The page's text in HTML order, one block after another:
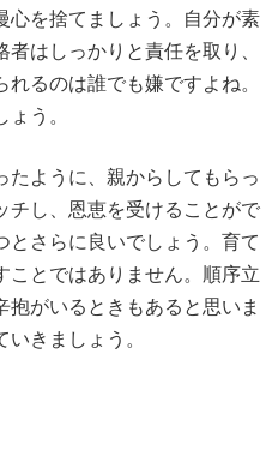
心を捨てましょう。自分が素
はしっかりと責任を取り、
るのは誰でも嫌ですよね。
う。
たように、親からしてもらっ
チし、恩恵を受けることがで
とさらに良いでしょう。育て
ことではありません。順序立
がいるときもあると思いま
きましょう。